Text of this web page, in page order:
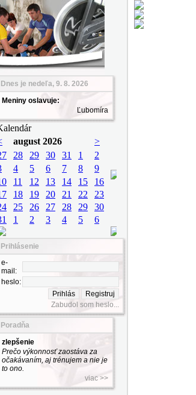
Dnes je nedeľa, 9. 8. 2026
Meniny oslavuje:
Ľubomíra
Prihlásenie
e-
mail:
heslo:
Zabudol som heslo...
Poradňa
zlepšenie
Prečo výkonnosť zaostáva za
očakávaním, aj trénujem a nie je
to ono.
viac >>